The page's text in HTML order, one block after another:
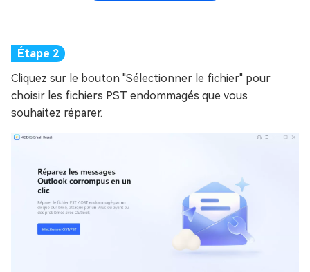
Cliquez sur le bouton "Sélectionner le fichier" pour
choisir les fichiers PST endommagés que vous
souhaitez réparer.